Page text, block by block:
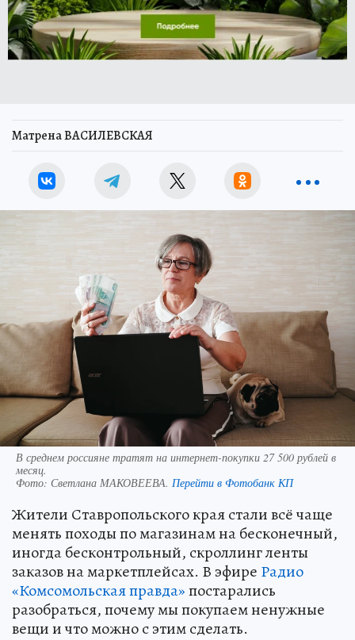
Матрена ВАСИЛЕВСКАЯ
В среднем россияне тратят на интернет-покупки 27 500 рублей в
месяц.
Фото: Светлана МАКОВЕЕВА. Перейти в Фотобанк КП
Жители Ставропольского края стали всё чаще
менять походы по магазинам на бесконечный,
иногда бесконтрольный, скроллинг ленты
заказов на маркетплейсах. В эфире Радио
«Комсомольская правда»постарались
разобраться, почему мы покупаем ненужные
вещи и что можно с этим сделать.